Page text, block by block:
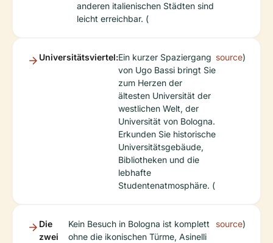
anderen italienischen Städten sind
leicht erreichbar. (
Universitätsviertel:Ein kurzer Spaziergang
von Ugo Bassi bringt Sie
zum Herzen der
ältesten Universität der
westlichen Welt, der
Universität von Bologna.
Erkunden Sie historische
Universitätsgebäude,
Bibliotheken und die
lebhafte
Studentenatmosphäre. (
source)
Die
zwei
Kein Besuch in Bologna ist komplett
ohne die ikonischen Türme, Asinelli
source)